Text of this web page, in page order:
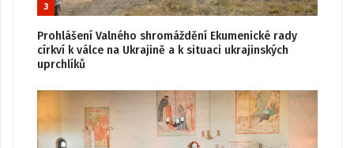
3
Prohlášení Valného shromáždění Ekumenické rady
církví k válce na Ukrajině a k situaci ukrajinských
uprchlíků